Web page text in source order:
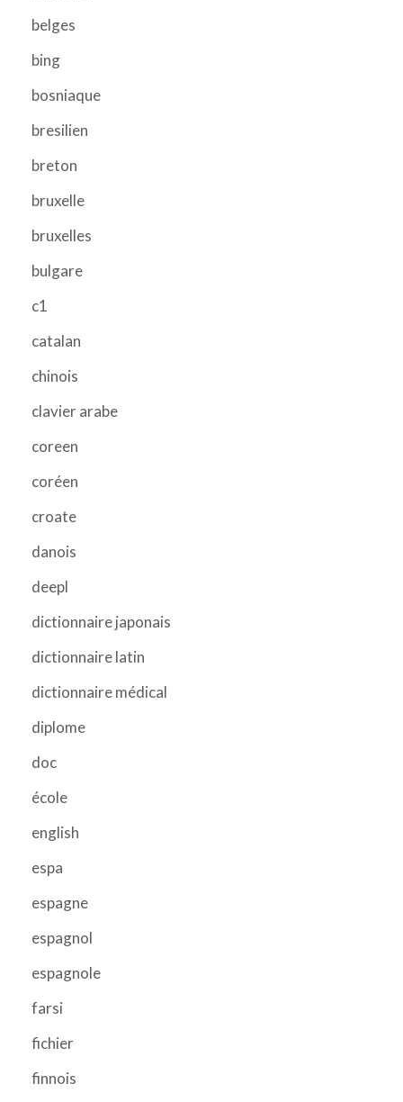
belges
bing
bosniaque
bresilien
breton
bruxelle
bruxelles
bulgare
c1
catalan
chinois
clavier arabe
coreen
coréen
croate
danois
deepl
dictionnaire japonais
dictionnaire latin
dictionnaire médical
diplome
doc
école
english
espa
espagne
espagnol
espagnole
farsi
fichier
finnois